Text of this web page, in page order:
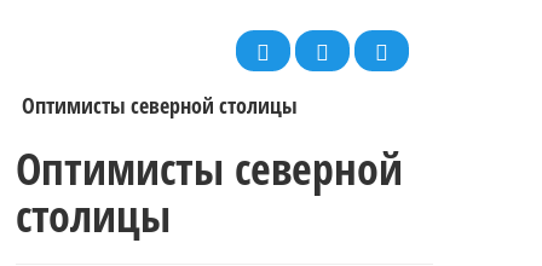
Оптимисты северной столицы
Оптимисты северной
столицы